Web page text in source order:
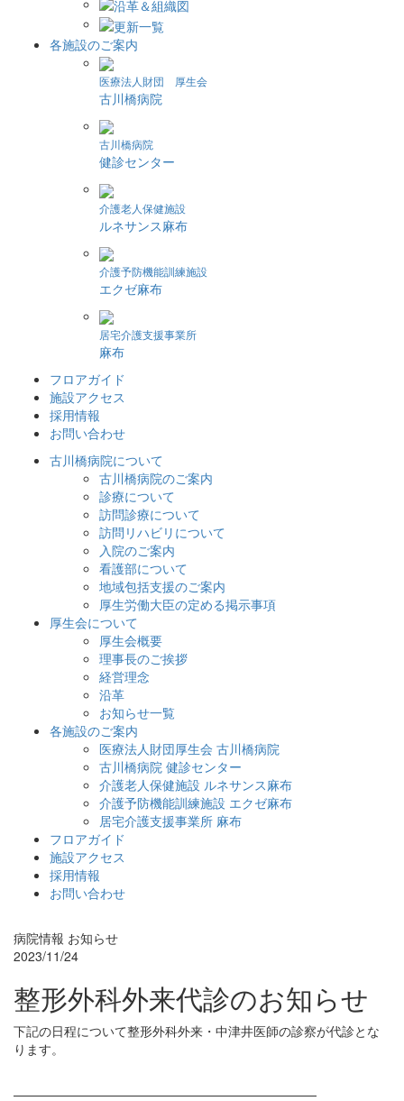
各施設のご案内
医療法人財団 厚生会
古川橋病院
古川橋病院
健診センター
介護老人保健施設
ルネサンス麻布
介護予防機能訓練施設
エクゼ麻布
居宅介護支援事業所
麻布
フロアガイド
施設アクセス
採用情報
お問い合わせ
古川橋病院について
古川橋病院のご案内
診療について
訪問診療について
訪問リハビリについて
入院のご案内
看護部について
地域包括支援のご案内
厚生労働大臣の定める掲示事項
厚生会について
厚生会概要
理事長のご挨拶
経営理念
沿革
お知らせ一覧
各施設のご案内
医療法人財団厚生会 古川橋病院
古川橋病院 健診センター
介護老人保健施設 ルネサンス麻布
介護予防機能訓練施設 エクゼ麻布
居宅介護支援事業所 麻布
フロアガイド
施設アクセス
採用情報
お問い合わせ
病院情報 お知らせ
2023/11/24
整形外科外来代診のお知らせ
下記の日程について整形外科外来・中津井医師の診察が代診とな
ります。
————————————————————————